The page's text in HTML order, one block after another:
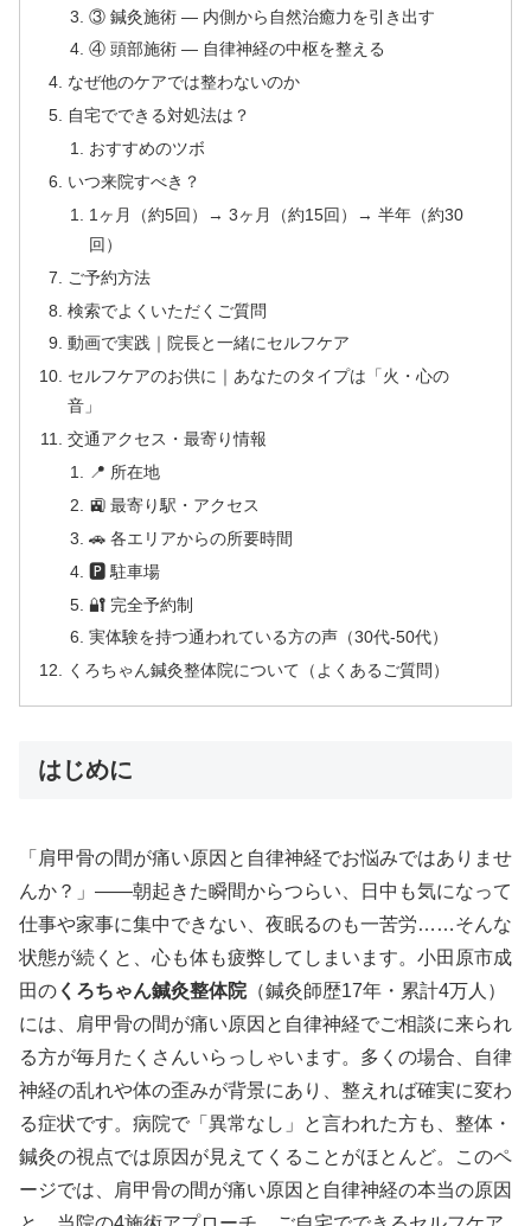
③ 鍼灸施術 — 内側から自然治癒力を引き出す
④ 頭部施術 — 自律神経の中枢を整える
なぜ他のケアでは整わないのか
自宅でできる対処法は？
おすすめのツボ
いつ来院すべき？
1ヶ月（約5回）→ 3ヶ月（約15回）→ 半年（約30
回）
ご予約方法
検索でよくいただくご質問
動画で実践｜院長と一緒にセルフケア
セルフケアのお供に｜あなたのタイプは「火・心の
音」
交通アクセス・最寄り情報
📍 所在地
🚉 最寄り駅・アクセス
🚗 各エリアからの所要時間
🅿 駐車場
🔐 完全予約制
実体験を持つ通われている方の声（30代-50代）
くろちゃん鍼灸整体院について（よくあるご質問）
はじめに
「肩甲骨の間が痛い原因と自律神経でお悩みではありませ
んか？」——朝起きた瞬間からつらい、日中も気になって
仕事や家事に集中できない、夜眠るのも一苦労……そんな
状態が続くと、心も体も疲弊してしまいます。小田原市成
田の くろちゃん鍼灸整体院（鍼灸師歴17年・累計4万人）
には、肩甲骨の間が痛い原因と自律神経でご相談に来られ
る方が毎月たくさんいらっしゃいます。多くの場合、自律
神経の乱れや体の歪みが背景にあり、整えれば確実に変わ
る症状です。病院で「異常なし」と言われた方も、整体・
鍼灸の視点では原因が見えてくることがほとんど。このペ
ージでは、肩甲骨の間が痛い原因と自律神経の本当の原因